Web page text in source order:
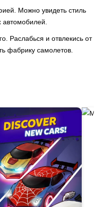
Можно увидеть стиль
Раслабься и отвлекись от
фабрику самолетов.